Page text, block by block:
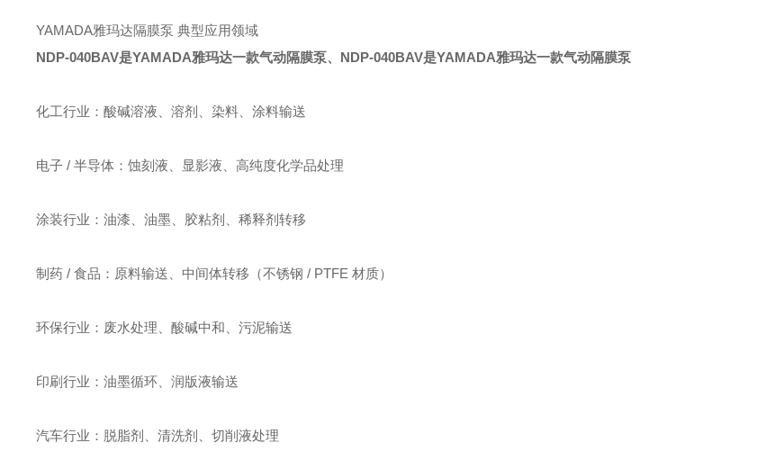
YAMADA雅玛达隔膜泵 典型应用领域
NDP-040BAV是YAMADA雅玛达一款气动隔膜泵、 NDP-040BAV是YAMADA雅玛达一款气动隔膜泵
化工行业：酸碱溶液、溶剂、染料、涂料输送
电子 / 半导体：蚀刻液、显影液、高纯度化学品处理
涂装行业：油漆、油墨、胶粘剂、稀释剂转移
制药 / 食品：原料输送、中间体转移（不锈钢 / PTFE 材质）
环保行业：废水处理、酸碱中和、污泥输送
印刷行业：油墨循环、润版液输送
汽车行业：脱脂剂、清洗剂、切削液处理